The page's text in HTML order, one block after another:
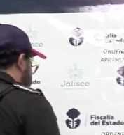
Adulto mayor pierde la
Asesinan a balazos a
Jalisco mantiene la
Asesinan a balazos a
Investigan brote de